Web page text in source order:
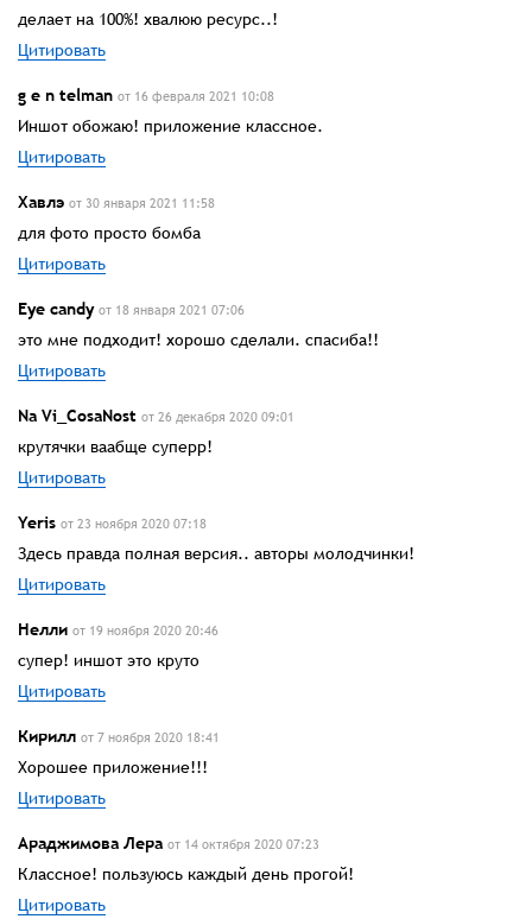
делает на 100%! хвалюю ресурс..!
Цитировать
g e n telman от 16 февраля 2021 10:08
Иншот обожаю! приложение классное.
Цитировать
Хавлэ от 30 января 2021 11:58
для фото просто бомба
Цитировать
Eye candy от 18 января 2021 07:06
это мне подходит! хорошо сделали. спасиба!!
Цитировать
Na Vi_CosaNost от 26 декабря 2020 09:01
крутячки ваабще суперр!
Цитировать
Yeris от 23 ноября 2020 07:18
Здесь правда полная версия.. авторы молодчинки!
Цитировать
Нелли от 19 ноября 2020 20:46
супер! иншот это круто
Цитировать
Кирилл от 7 ноября 2020 18:41
Хорошее приложение!!!
Цитировать
Араджимова Лера от 14 октября 2020 07:23
Классное! пользуюсь каждый день прогой!
Цитировать